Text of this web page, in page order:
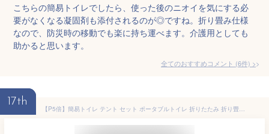
こちらの簡易トイレでしたら、使った後のニオイを気にする必
要がなくなる凝固剤も添付されるのが◎ですね。折り畳み仕様
なので、防災時の移動でも楽に持ち運べます。介護用としても
助かると思います。
全てのおすすめコメント (6件) >
17th
【P5倍】簡易トイレ テント セット ポータブルトイレ 折りたたみ 折り畳み 簡易トイレ 災害用 災害用トイレ セット 携帯 非常用トイレ 携帯トイレ 大便用 車 車用 折りたたみ式 折りたたみ椅子 防災トイレ 非常用 防災グッズ キャンプ トイレ